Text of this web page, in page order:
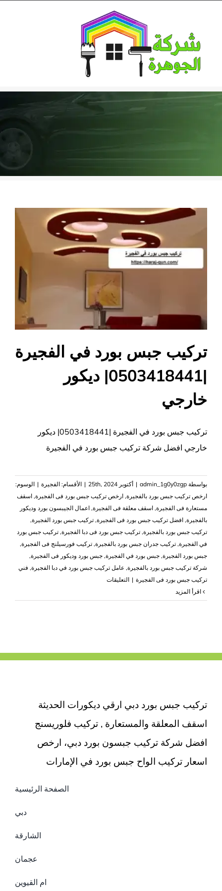
content
تركيب جبس بورد في الفجيرة
|0503418441| ديكور
خارجي
تركيب جبس بورد في الفجيرة |0503418441| ديكور
خارجي افضل شركة تركيب جبس بورد في الفجيرة
بواسطة admin_1g0y0zgp
| أكتوبر 25th, 2024 | الأقسام: الفجيرة | الوسوم:
ارخص تركيب جبس بورد بالفجيرة, ارخص تركيب جبس بورد فى الفجيرة, اسقف
مستعارة فى الفجيرة, اسقف معلقة فى الفجيرة, اعمال الجيبسون بورد وديكور
بالفجيرة, افضل تركيب جبس بورد فى الفجيرة, تركيب جبس بورد الفجيرة,
تركيب جبس بورد بالفجيرة, تركيب جبس بورد فى دبا الفجيرة, تركيب جبس بورد
في الفجيرة, تركيب جدران جبس بورد بالفجيرة, تركيب فورسيلنج فى الفجيرة,
جبس بورد الفجيرة, جبس بورد في الفجيرة, جبس بورد وديكور فى الفجيرة,
شركة تركيب جبس بورد بالفجيرة, عامل تركيب جبس بورد في دبا الفجيرة, فني
تركيب جبس بورد فى الفجيرة | التعليقاتعلى
جبس
ديكور
تركيب جبس بورد دبي ارقي ديكورات الحديثة
اسقف المعلقة والمستعارة , تركيب فلوريسنج
افضل شركة تركيب جبسون بورد دبي، ارخص
اسعار تركيب الواح جبس بورد في الإمارات
الصفحة الرئيسية
دبي
الشارقة
عجمان
ام القيوين